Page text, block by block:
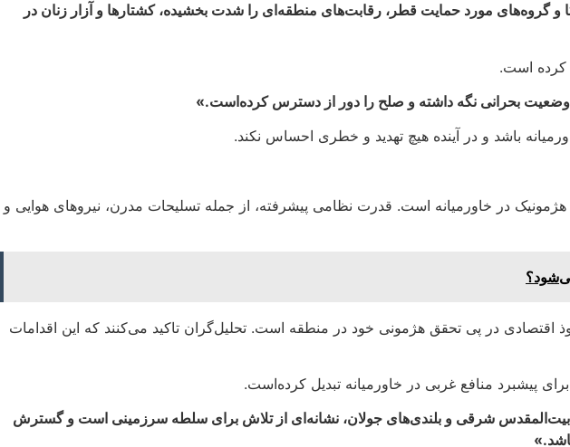
و گروه‌های مورد حمایت قطر، رقابت‌های منطقه‌ای را شدت بخشیده، کشتارها و آزار زنان در
کرده است.
بحرانی نگه داشته و صلح را دور از دسترس کرده‌است.»
باشد و در آینده هیچ تهدید و خطری احساس نکند.
در خاورمیانه است. قدرت نظامی پیشرفته، از جمله تسلیحات مدرن، نیروهای هوایی و
اقتصادی در پی تحقق هژمونی خود در منطقه‌ است. تحلیل‌گران تاکید می‌کنند که این اقدامات
پیشبرد منافع غربی در خاورمیانه تبدیل کرده‌است.
بیت‌المقدس شرقی و بلندی‌های جولان، نشانه‌ای از تلاش‌ برای سلطه سرزمینی است و گسترش